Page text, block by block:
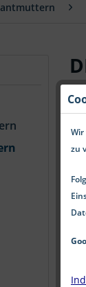
zu